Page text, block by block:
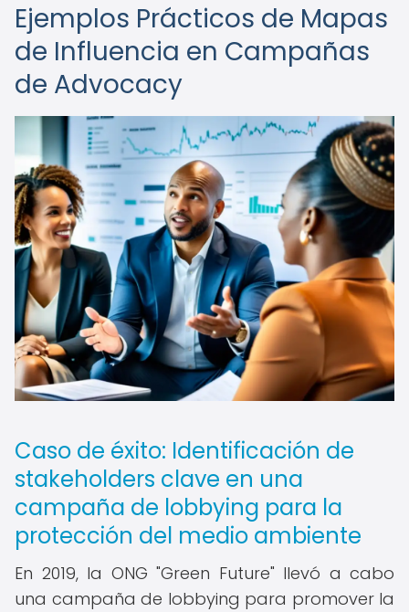
Ejemplos Prácticos de Mapas
de Influencia en Campañas
de Advocacy
Caso de éxito: Identificación de
stakeholders clave en una
campaña de lobbying para la
protección del medio ambiente
En 2019, la ONG "Green Future" llevó a cabo
una campaña de lobbying para promover la